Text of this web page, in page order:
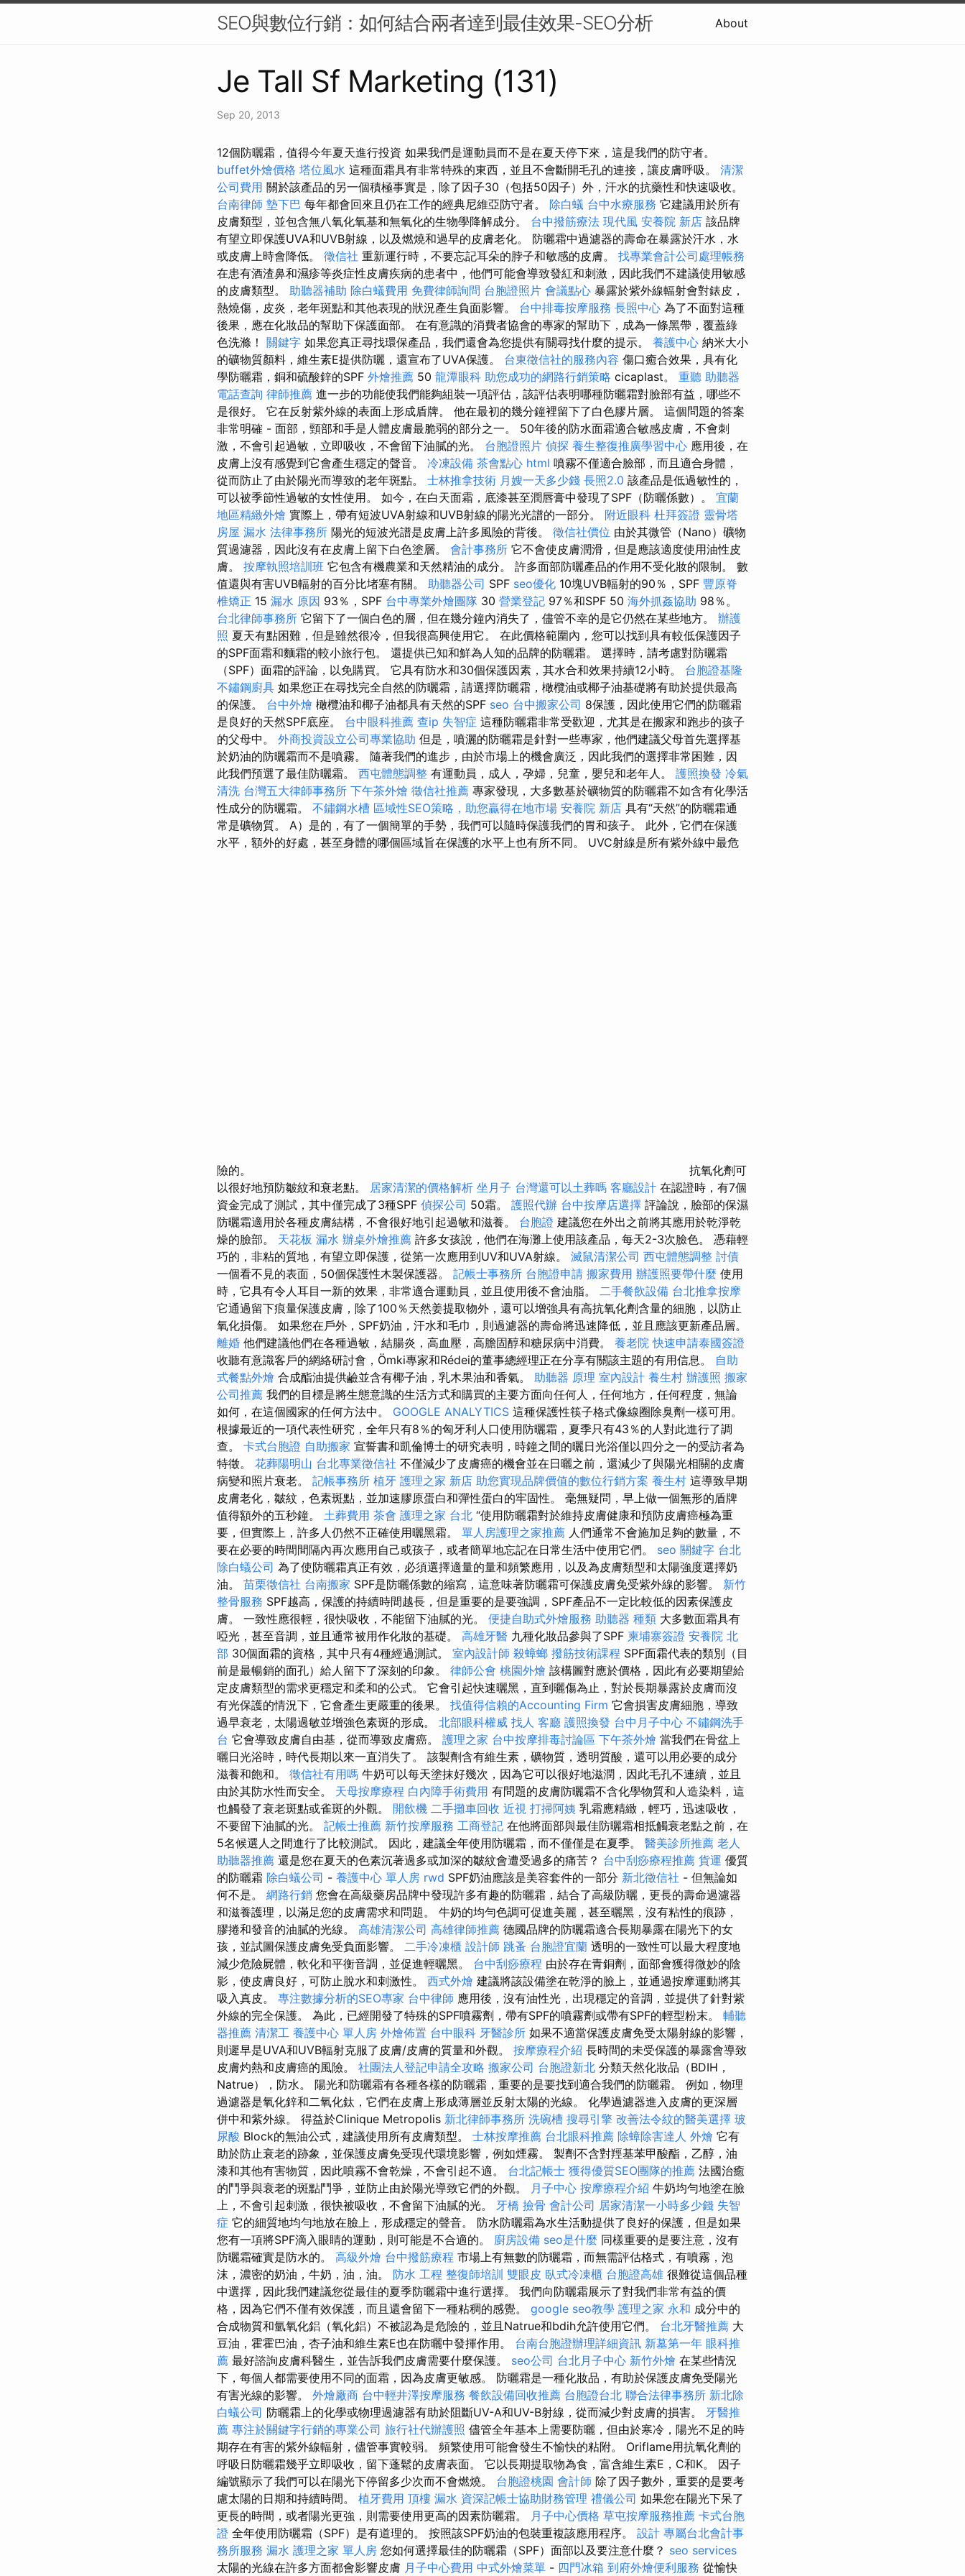
SEO與數位行銷：如何結合兩者達到最佳效果-SEO分析 About
Je Tall Sf Marketing (131)
Sep 20, 2013
12個防曬霜，值得今年夏天進行投資 如果我們是運動員而不是在夏天停下來，這是我們的防守者。
buffet外燴價格 塔位風水 這種面霜具有非常特殊的東西，並且不會斷開毛孔的連接，讓皮膚呼吸。 清潔
公司費用 關於該產品的另一個積極事實是，除了因子30（包括50因子）外，汗水的抗藥性和快速吸收。
台南律師 墊下巴 每年都會回來且仍在工作的經典尼維亞防守者。 除白蟻 台中水療服務 它建議用於所有
皮膚類型，並包含無八氧化氧基和無氧化的生物學降解成分。 台中撥筋療法 現代風 安養院 新店 該品牌
有望立即保護UVA和UVB射線，以及燃燒和過早的皮膚老化。 防曬霜中過濾器的壽命在暴露於汗水，水
或皮膚上時會降低。 徵信社 重新運行時，不要忘記耳朵的脖子和敏感的皮膚。 找專業會計公司處理帳務
在患有酒渣鼻和濕疹等炎症性皮膚疾病的患者中，他們可能會導致發紅和刺激，因此我們不建議使用敏感
的皮膚類型。 助聽器補助 除白蟻費用 免費律師詢問 台胞證照片 會議點心 暴露於紫外線輻射會對錶皮，
熱燒傷，皮炎，老年斑點和其他表現的狀況產生負面影響。 台中排毒按摩服務 長照中心 為了不面對這種
後果，應在化妝品的幫助下保護面部。 在有意識的消費者協會的專家的幫助下，成為一條黑帶，覆蓋綠
色洗滌！ 關鍵字 如果您真正尋找環保產品，我們還會為您提供有關尋找什麼的提示。 養護中心 納米大小
的礦物質顏料，維生素E提供防曬，還宣布了UVA保護。 台東徵信社的服務內容 傷口癒合效果，具有化
學防曬霜，銅和硫酸鋅的SPF 外燴推薦 50 龍潭眼科 助您成功的網路行銷策略 cicaplast。 重聽 助聽器
電話查詢 律師推薦 進一步的功能使我們能夠組裝一項評估，該評估表明哪種防曬霜對臉部有益，哪些不
是很好。 它在反射紫外線的表面上形成盾牌。 他在最初的幾分鐘裡留下了白色膠片層。 這個問題的答案
非常明確 - 面部，頸部和手是人體皮膚最脆弱的部分之一。 50年後的防水面霜適合敏感皮膚，不會刺
激，不會引起過敏，立即吸收，不會留下油膩的光。 台胞證照片 偵探 養生整復推廣學習中心 應用後，在
皮膚上沒有感覺到它會產生穩定的聲音。 冷凍設備 茶會點心 html 噴霧不僅適合臉部，而且適合身體，
從而防止了由於陽光而導致的老年斑點。 士林推拿技術 月嫂一天多少錢 長照2.0 該產品是低過敏性的，
可以被季節性過敏的女性使用。 如今，在白天面霜，底漆甚至潤唇膏中發現了SPF（防曬係數）。 宜蘭
地區精緻外燴 實際上，帶有短波UVA射線和UVB射線的陽光光譜的一部分。 附近眼科 杜拜簽證 靈骨塔
房屋 漏水 法律事務所 陽光的短波光譜是皮膚上許多風險的背後。 徵信社價位 由於其微管（Nano）礦物
質過濾器，因此沒有在皮膚上留下白色塗層。 會計事務所 它不會使皮膚潤滑，但是應該適度使用油性皮
膚。 按摩執照培訓班 它包含有機農業和天然精油的成分。 許多面部防曬產品的作用不受化妝的限制。 數
值還與有害UVB輻射的百分比堵塞有關。 助聽器公司 SPF seo優化 10塊UVB輻射的90％，SPF 豐原脊
椎矯正 15 漏水 原因 93％，SPF 台中專業外燴團隊 30 營業登記 97％和SPF 50 海外抓姦協助 98％。
台北律師事務所 它留下了一個白色的層，但在幾分鐘內消失了，儘管不幸的是它仍然在某些地方。 辦護
照 夏天有點困難，但是雖然很冷，但我很高興使用它。 在此價格範圍內，您可以找到具有較低保護因子
的SPF面霜和麵霜的較小旅行包。 還提供已知和鮮為人知的品牌的防曬霜。 選擇時，請考慮對防曬霜
（SPF）面霜的評論，以免購買。 它具有防水和30個保護因素，其水合和效果持續12小時。 台胞證基隆
不鏽鋼廚具 如果您正在尋找完全自然的防曬霜，請選擇防曬霜，橄欖油或椰子油基礎將有助於提供最高
的保護。 台中外燴 橄欖油和椰子油都具有天然的SPF seo 台中搬家公司 8保護，因此使用它們的防曬霜
是良好的天然SPF底座。 台中眼科推薦 查ip 失智症 這種防曬霜非常受歡迎，尤其是在搬家和跑步的孩子
的父母中。 外商投資設立公司專業協助 但是，噴灑的防曬霜是針對一些專家，他們建議父母首先選擇基
於奶油的防曬霜而不是噴霧。 隨著我們的進步，由於市場上的機會廣泛，因此我們的選擇非常困難，因
此我們預選了最佳防曬霜。 西屯體態調整 有運動員，成人，孕婦，兒童，嬰兒和老年人。 護照換發 冷氣
清洗 台灣五大律師事務所 下午茶外燴 徵信社推薦 專家發現，大多數基於礦物質的防曬霜不如含有化學活
性成分的防曬霜。 不鏽鋼水槽 區域性SEO策略，助您贏得在地市場 安養院 新店 具有“天然”的防曬霜通
常是礦物質。 A）是的，有了一個簡單的手勢，我們可以隨時保護我們的胃和孩子。 此外，它們在保護
水平，額外的好處，甚至身體的哪個區域旨在保護的水平上也有所不同。 UVC射線是所有紫外線中最危
險的。
抗氧化劑可
以很好地預防皺紋和衰老點。 居家清潔的價格解析 坐月子 台灣還可以土葬嗎 客廳設計 在認證時，有7個
資金完成了測試，其中僅完成了3種SPF 偵探公司 50霜。 護照代辦 台中按摩店選擇 評論說，臉部的保濕
防曬霜適用於各種皮膚結構，不會很好地引起過敏和滋養。 台胞證 建議您在外出之前將其應用於乾淨乾
燥的臉部。 天花板 漏水 辦桌外燴推薦 許多女孩說，他們在海灘上使用該產品，每天2-3次臉色。 憑藉輕
巧的，非粘的質地，有望立即保護，從第一次應用到UV和UVA射線。 滅鼠清潔公司 西屯體態調整 討債
一個看不見的表面，50個保護性木製保護器。 記帳士事務所 台胞證申請 搬家費用 辦護照要帶什麼 使用
時，它具有令人耳目一新的效果，非常適合運動員，並且使用後不會油脂。 二手餐飲設備 台北推拿按摩
它通過留下痕量保護皮膚，除了100％天然姜提取物外，還可以增強具有高抗氧化劑含量的細胞，以防止
氧化損傷。 如果您在戶外，SPF奶油，汗水和毛巾，則過濾器的壽命將迅速降低，並且應該更新產品層。
離婚 他們建議他們在各種過敏，結腸炎，高血壓，高膽固醇和糖尿病中消費。 養老院 快速申請泰國簽證
收聽有意識客戶的網絡研討會，Ömki專家和Rédei的董事總經理正在分享有關該主題的有用信息。 自助
式餐點外燴 合成酯油提供鹼並含有椰子油，乳木果油和香氣。 助聽器 原理 室內設計 養生村 辦護照 搬家
公司推薦 我們的目標是將生態意識的生活方式和購買的主要方面向任何人，任何地方，任何程度，無論
如何，在這個國家的任何方法中。 GOOGLE ANALYTICS 這種保護性筷子格式像線圈除臭劑一樣可用。
根據最近的一項代表性研究，全年只有8％的匈牙利人口使用防曬霜，夏季只有43％的人對此進行了調
查。 卡式台胞證 自助搬家 宣誓書和凱倫博士的研究表明，時鐘之間的曬日光浴僅以四分之一的受訪者為
特徵。 花葬陽明山 台北專業徵信社 不僅減少了皮膚癌的機會並在日曬之前，還減少了與陽光相關的皮膚
病變和照片衰老。 記帳事務所 植牙 護理之家 新店 助您實現品牌價值的數位行銷方案 養生村 這導致早期
皮膚老化，皺紋，色素斑點，並加速膠原蛋白和彈性蛋白的牢固性。 毫無疑問，早上做一個無形的盾牌
值得額外的五秒鐘。 土葬費用 茶會 護理之家 台北 “使用防曬霜對於維持皮膚健康和預防皮膚癌極為重
要，但實際上，許多人仍然不正確使用曬黑霜。 單人房護理之家推薦 人們通常不會施加足夠的數量，不
要在必要的時間間隔內再次應用自己或孩子，或者簡單地忘記在日常生活中使用它們。 seo 關鍵字 台北
除白蟻公司 為了使防曬霜真正有效，必須選擇適量的量和頻繁應用，以及為皮膚類型和太陽強度選擇奶
油。 苗栗徵信社 台南搬家 SPF是防曬係數的縮寫，這意味著防曬霜可保護皮膚免受紫外線的影響。 新竹
整骨服務 SPF越高，保護的持續時間越長，但是重要的是要強調，SPF產品不一定比較低的因素保護皮
膚。 一致性應很輕，很快吸收，不能留下油膩的光。 便捷自助式外燴服務 助聽器 種類 大多數面霜具有
啞光，甚至音調，並且通常被用作化妝的基礎。 高雄牙醫 九種化妝品參與了SPF 柬埔寨簽證 安養院 北
部 30個面霜的資格，其中只有4種經過測試。 室內設計師 殺蟑螂 撥筋技術課程 SPF面霜代表的類別（目
前是最暢銷的面孔）給人留下了深刻的印象。 律師公會 桃園外燴 該構圖對應於價格，因此有必要期望給
定皮膚類型的需求更穩定和柔和的公式。 它會引起快速曬黑，直到曬傷為止，對於長期暴露於皮膚而沒
有光保護的情況下，它會產生更嚴重的後果。 找值得信賴的Accounting Firm 它會損害皮膚細胞，導致
過早衰老，太陽過敏並增強色素斑的形成。 北部眼科權威 找人 客廳 護照換發 台中月子中心 不鏽鋼洗手
台 它會導致皮膚自由基，從而導致皮膚癌。 護理之家 台中按摩排毒討論區 下午茶外燴 當我們在骨盆上
曬日光浴時，時代長期以來一直消失了。 該製劑含有維生素，礦物質，透明質酸，還可以用必要的成分
滋養和飽和。 徵信社有用嗎 牛奶可以每天塗抹好幾次，因為它可以很好地滋潤，因此毛孔不連續，並且
由於其防水性而安全。 天母按摩療程 白內障手術費用 有問題的皮膚防曬霜不含化學物質和人造染料，這
也觸發了衰老斑點或雀斑的外觀。 開飲機 二手攤車回收 近視 打掃阿姨 乳霜應精緻，輕巧，迅速吸收，
不要留下油膩的光。 記帳士推薦 新竹按摩服務 工商登記 在他將面部與最佳防曬霜相抵觸衰老點之前，在
5名候選人之間進行了比較測試。 因此，建議全年使用防曬霜，而不僅僅是在夏季。 醫美診所推薦 老人
助聽器推薦 還是您在夏天的色素沉著過多或加深的皺紋會遭受過多的痛苦？ 台中刮痧療程推薦 貨運 優質
的防曬霜 除白蟻公司 - 養護中心 單人房 rwd SPF奶油應該是美容套件的一部分 新北徵信社 - 但無論如
何不是。 網路行銷 您會在高級藥房品牌中發現許多有趣的防曬霜，結合了高級防曬，更長的壽命過濾器
和滋養護理，以滿足您的皮膚需求和問題。 牛奶的均勻色調可促進美麗，甚至曬黑，沒有粘性的痕跡，
膠捲和發音的油膩的光線。 高雄清潔公司 高雄律師推薦 德國品牌的防曬霜適合長期暴露在陽光下的女
孩，並試圖保護皮膚免受負面影響。 二手冷凍櫃 設計師 跳蚤 台胞證宜蘭 透明的一致性可以最大程度地
減少危險屍體，軟化和平衡音調，並促進輕曬黑。 台中刮痧療程 由於存在青銅劑，面部會獲得微妙的陰
影，使皮膚良好，可防止脫水和刺激性。 西式外燴 建議將該設備塗在乾淨的臉上，並通過按摩運動將其
吸入真皮。 專注數據分析的SEO專家 台中律師 應用後，沒有油性光，出現穩定的音調，並提供了針對紫
外線的完全保護。 為此，已經開發了特殊的SPF噴霧劑，帶有SPF的噴霧劑或帶有SPF的輕型粉末。 輔聽
器推薦 清潔工 養護中心 單人房 外燴佈置 台中眼科 牙醫診所 如果不適當保護皮膚免受太陽射線的影響，
則遲早是UVA和UVB輻射克服了皮膚/皮膚的質量和外觀。 按摩療程介紹 長時間的未受保護的暴露會導致
皮膚灼熱和皮膚癌的風險。 社團法人登記申請全攻略 搬家公司 台胞證新北 分類天然化妝品（BDIH，
Natrue），防水。 陽光和防曬霜有各種各樣的防曬霜，重要的是要找到適合我們的防曬霜。 例如，物理
過濾器是氧化鋅和二氧化鈦，它們在皮膚上形成薄層並反射太陽的光線。 化學過濾器進入皮膚的更深層
併中和紫外線。 得益於Clinique Metropolis 新北律師事務所 洗碗槽 搜尋引擎 改善法令紋的醫美選擇 玻
尿酸 Block的無油公式，建議使用所有皮膚類型。 士林按摩推薦 台北眼科推薦 除蟑除害達人 外燴 它有
助於防止衰老的跡象，並保護皮膚免受現代環境影響，例如煙霧。 製劑不含對羥基苯甲酸酯，乙醇，油
漆和其他有害物質，因此噴霧不會乾燥，不會引起不適。 台北記帳士 獲得優質SEO團隊的推薦 法國治癒
的鬥爭與衰老的斑點鬥爭，並防止由於陽光導致它們的外觀。
月子中心 按摩療程介紹 牛奶均勻地塗在臉
上，不會引起刺激，很快被吸收，不會留下油膩的光。 牙橋 撿骨 會計公司 居家清潔一小時多少錢 失智
症 它的細質地均勻地放在臉上，形成穩定的聲音。 防水防曬霜為水生活動提供了良好的保護，但是如果
您有一項將SPF滴入眼睛的運動，則可能是不合適的。 廚房設備 seo是什麼 同樣重要的是要注意，沒有
防曬霜確實是防水的。 高級外燴 台中撥筋療程 市場上有無數的防曬霜，而無需評估格式，有噴霧，泡
沫，濃密的奶油，牛奶，油，油。 防水 工程 整復師培訓 雙眼皮 臥式冷凍櫃 台胞證高雄 很難從這個品種
中選擇，因此我們建議您從最佳的夏季防曬霜中進行選擇。 我們向防曬霜展示了對我們非常有益的價
格，因為它們不僅有效保護，而且還會留下一種粘稠的感覺。 google seo教學 護理之家 永和 成分中的
合成物質和氫氧化鋁（氧化鋁）不被認為是危險的，並且Natrue和bdih允許使用它們。 台北牙醫推薦 大
豆油，霍霍巴油，杏子油和維生素E也在防曬中發揮作用。 台南台胞證辦理詳細資訊 新墓第一年 眼科推
薦 最好諮詢皮膚科醫生，並告訴我們皮膚需要什麼保護。 seo公司 台北月子中心 新竹外燴 在某些情況
下，每個人都需要使用不同的面霜，因為皮膚更敏感。 防曬霜是一種化妝品，有助於保護皮膚免受陽光
有害光線的影響。 外燴廠商 台中輕井澤按摩服務 餐飲設備回收推薦 台胞證台北 聯合法律事務所 新北除
白蟻公司 防曬霜上的化學或物理過濾器有助於阻斷​​UV-A和UV-B射線，從而減少對皮膚的損害。 牙醫推
薦 專注於關鍵字行銷的專業公司 旅行社代辦護照 儘管全年基本上需要防曬，但由於寒冷，陽光不足的時
期存在有害的紫外線輻射，儘管事實較弱。 頻繁使用可能會發生不愉快的粘附。 Oriflame用抗氧化劑的
呼吸日防曬霜幾乎立即吸收，留下蓬鬆的皮膚表面。 它以長期提取物為食，富含維生素E，C和K。 因子
編號顯示了我們可以在陽光下停留多少次而不會燃燒。 台胞證桃園 會計師 除了因子數外，重要的是要考
慮太陽的日期和持續時間。 植牙費用 頂樓 漏水 資深記帳士協助財務管理 禮儀公司 如果您在陽光下呆了
更長的時間，或者陽光更強，則需要使用更高的因素防曬霜。
月子中心價格 草屯按摩服務推薦 卡式台胞
證 全年使用防曬霜（SPF）是有道理的。 按照該SPF奶油的包裝重複該應用程序。 設計 專屬台北會計事
務所服務 漏水 護理之家 單人房 您如何選擇最佳的防曬霜（SPF）面部以及要注意什麼？ seo services
太陽的光線在許多方面都會影響皮膚 月子中心費用 中式外燴菜單 - 四門冰箱 到府外燴便利服務 從愉快